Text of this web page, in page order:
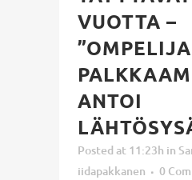
VUOTTA –
ANTOI
Posted at 11:23h in
iidapakkanen
0